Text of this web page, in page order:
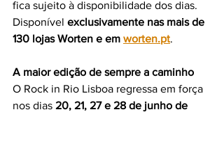
fica sujeito à disponibilidade dos dias.
Disponível exclusivamente nas mais de
130 lojas Worten e em worten.pt.
A maior edição de sempre a caminho
O Rock in Rio Lisboa regressa em força
nos dias 20, 21, 27 e 28 de junho de